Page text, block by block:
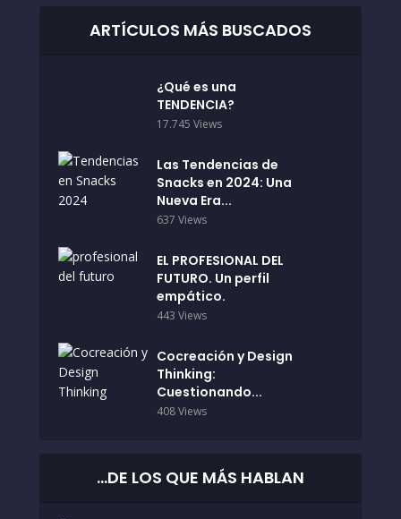
ARTÍCULOS MÁS BUSCADOS
¿Qué es una
TENDENCIA?
17.745 Views
Las Tendencias de
Snacks en 2024: Una
Nueva Era...
637 Views
EL PROFESIONAL DEL
FUTURO. Un perfil
empático.
443 Views
Cocreación y Design
Thinking:
Cuestionando...
408 Views
…DE LOS QUE MÁS HABLAN